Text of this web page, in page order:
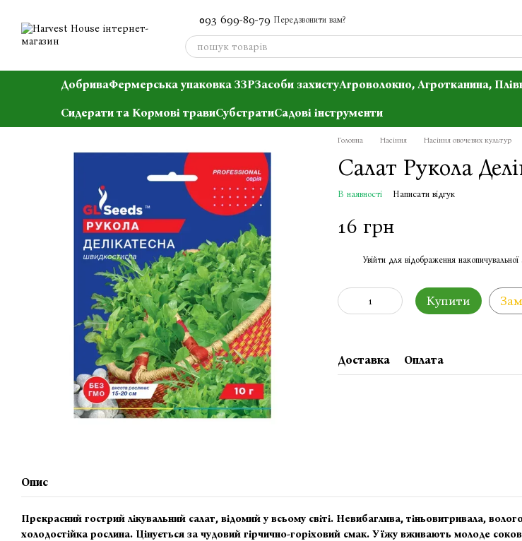
093 699-89-79 Передзвонити вам?
ДобриваФермерська упаковка ЗЗРЗасоби захистуАгроволокно, Агротканина,
Сидерати та Кормові травиСубстратиСадові інструменти
Головна Насіння Насіння овочевих культур
Салат Рукола
В наявності Написати відгук
16 грн
Увійти для відображення
Купити
Доставка Оплата
Опис
Прекрасний гострий лікувальний салат, відомий у всьому світі. Невибаглива, тіньовитривала,
холодостійка рослина. Цінується за чудовий гірчично-горіховий смак. У їжу вживають молоде